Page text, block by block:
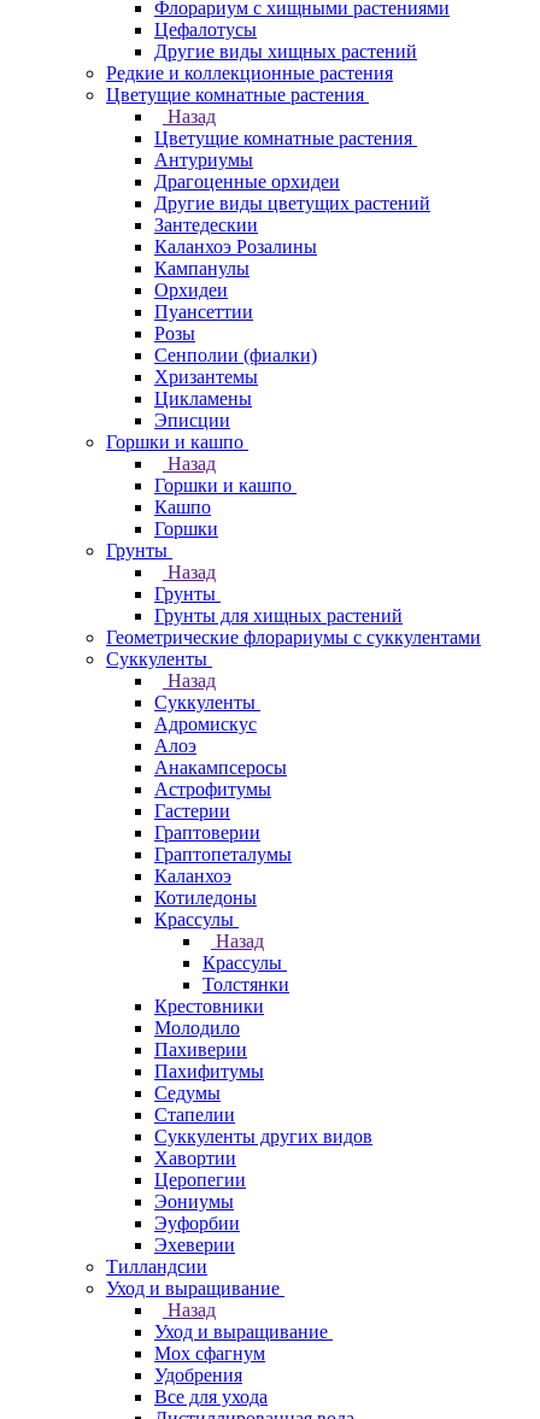
Флорариум с хищными растениями
Цефалотусы
Другие виды хищных растений
Редкие и коллекционные растения
Цветущие комнатные растения
Назад
Цветущие комнатные растения
Антуриумы
Драгоценные орхидеи
Другие виды цветущих растений
Зантедескии
Каланхоэ Розалины
Кампанулы
Орхидеи
Пуансеттии
Розы
Сенполии (фиалки)
Хризантемы
Цикламены
Эписции
Горшки и кашпо
Назад
Горшки и кашпо
Кашпо
Горшки
Грунты
Назад
Грунты
Грунты для хищных растений
Геометрические флорариумы с суккулентами
Суккуленты
Назад
Суккуленты
Адромискус
Алоэ
Анакампсеросы
Астрофитумы
Гастерии
Граптоверии
Граптопеталумы
Каланхоэ
Котиледоны
Крассулы
Назад
Крассулы
Толстянки
Крестовники
Молодило
Пахиверии
Пахифитумы
Седумы
Стапелии
Суккуленты других видов
Хавортии
Церопегии
Эониумы
Эуфорбии
Эхеверии
Тилландсии
Уход и выращивание
Назад
Уход и выращивание
Мох сфагнум
Удобрения
Все для ухода